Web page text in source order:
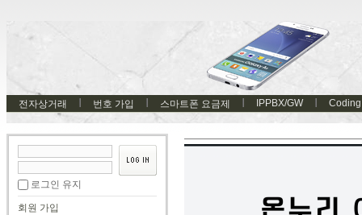
전자상거래 번호 가입 스마트폰 요금제 IPPBX/GW Coding
로그인 유지
회원 가입